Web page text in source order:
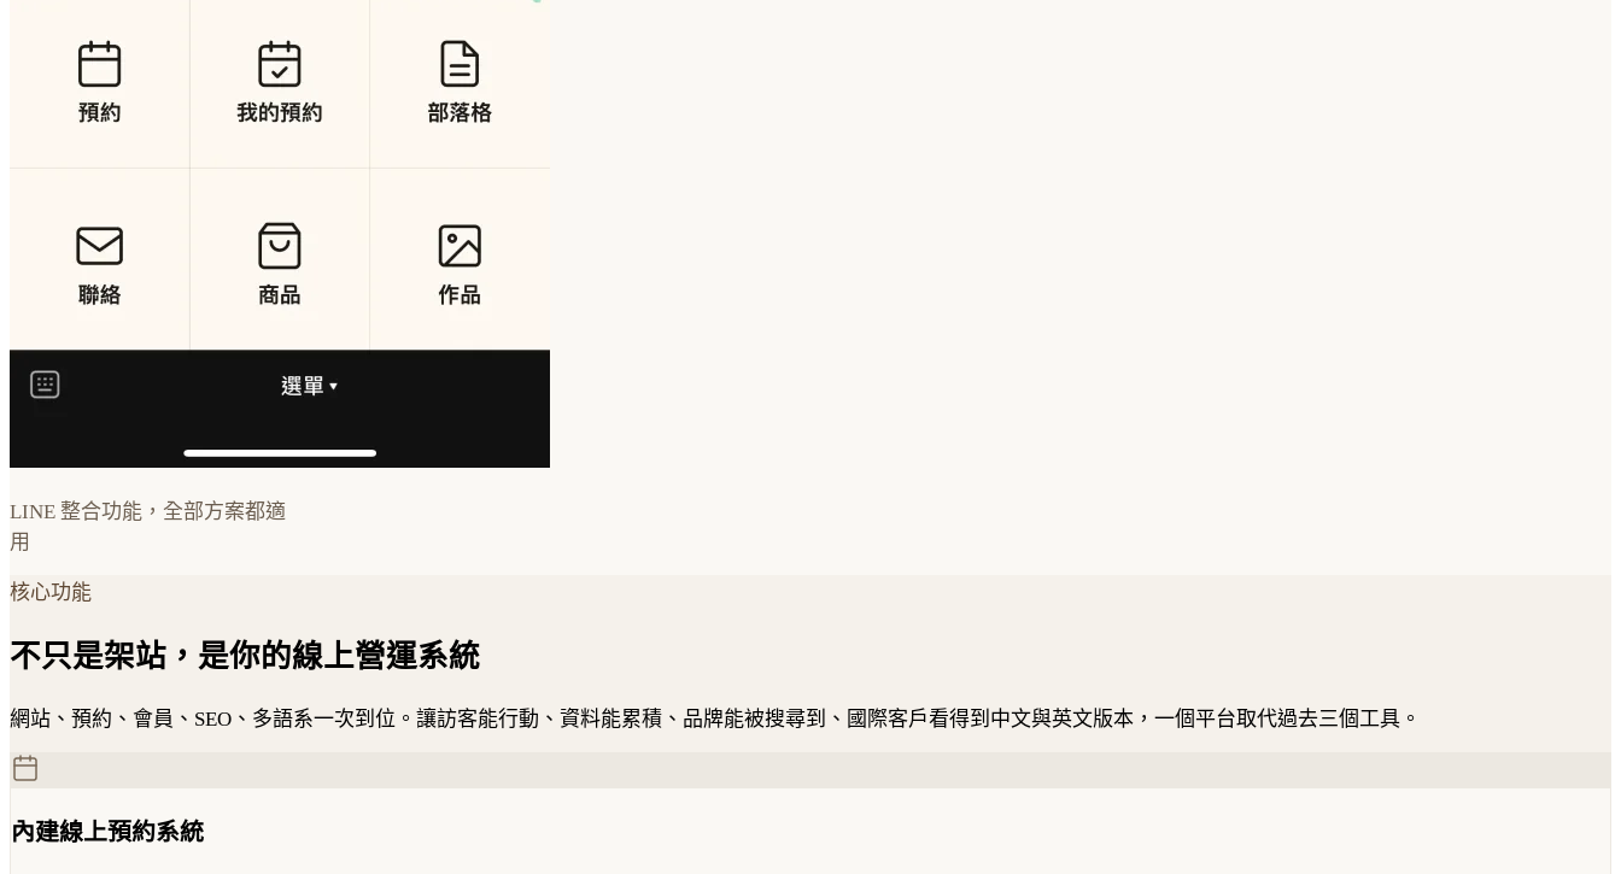
LINE 整合功能，全部方案都適
用
核心功能
不只是架站，是你的線上營運系統
網站、預約、會員、SEO、多語系一次到位。讓訪客能行動、資料能累積、品牌能被搜尋到、國際客戶看得到中文與英文版本，一個平台取代過去三個工具。
內建線上預約系統